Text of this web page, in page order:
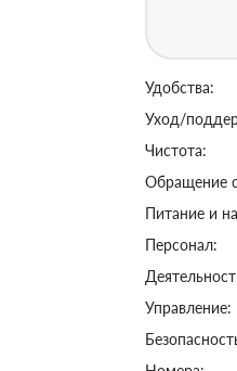
Удобства:
Уход/
Чистота:
Обращение
Питание и
Персонал:
Управление: